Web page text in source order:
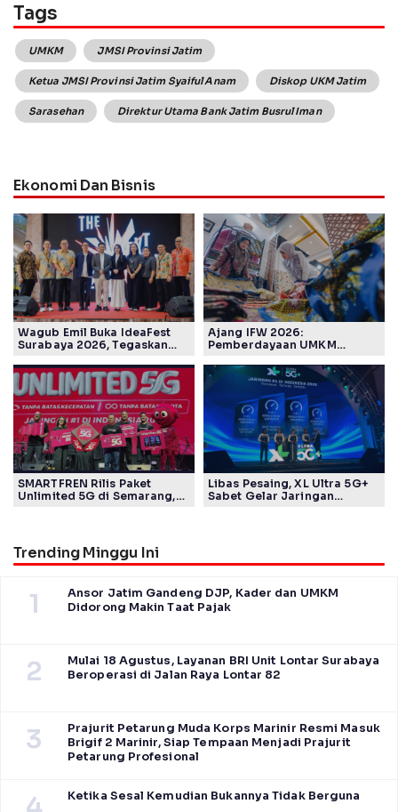
Tags
UMKM JMSI Provinsi Jatim
Ketua JMSI Provinsi Jatim Syaiful Anam Diskop UKM Jatim
Sarasehan Direktur Utama Bank Jatim Busrul Iman
Ekonomi Dan Bisnis
Wagub Emil Buka IdeaFest
Surabaya 2026, Tegaskan
Timur
Ajang IFW 2026:
Pemberdayaan UMKM
Kelompok Disabilitas dan
Keberlanjutan
SMARTFREN Rilis Paket
Unlimited 5G di Semarang,
Libas Pesaing, XL Ultra 5G+
Sabet Gelar Jaringan
Trending Minggu Ini
1
Ansor Jatim Gandeng DJP, Kader dan UMKM
Didorong Makin Taat Pajak
2
Mulai 18 Agustus, Layanan BRI Unit Lontar Surabaya
Beroperasi di Jalan Raya Lontar 82
3
Prajurit Petarung Muda Korps Marinir Resmi Masuk
Brigif 2 Marinir, Siap Tempaan Menjadi Prajurit
Petarung Profesional
Ketika Sesal Kemudian Bukannya Tidak Berguna